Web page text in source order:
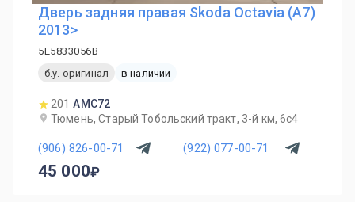
Дверь задняя правая Skoda Octavia (A7)
2013>
5E5833056B
б.у. оригинал
в наличии
201 AMC72
Тюмень, Старый Тобольский тракт, 3-й км, 6с4
(906) 826-00-71 (922) 077-00-71
45 000